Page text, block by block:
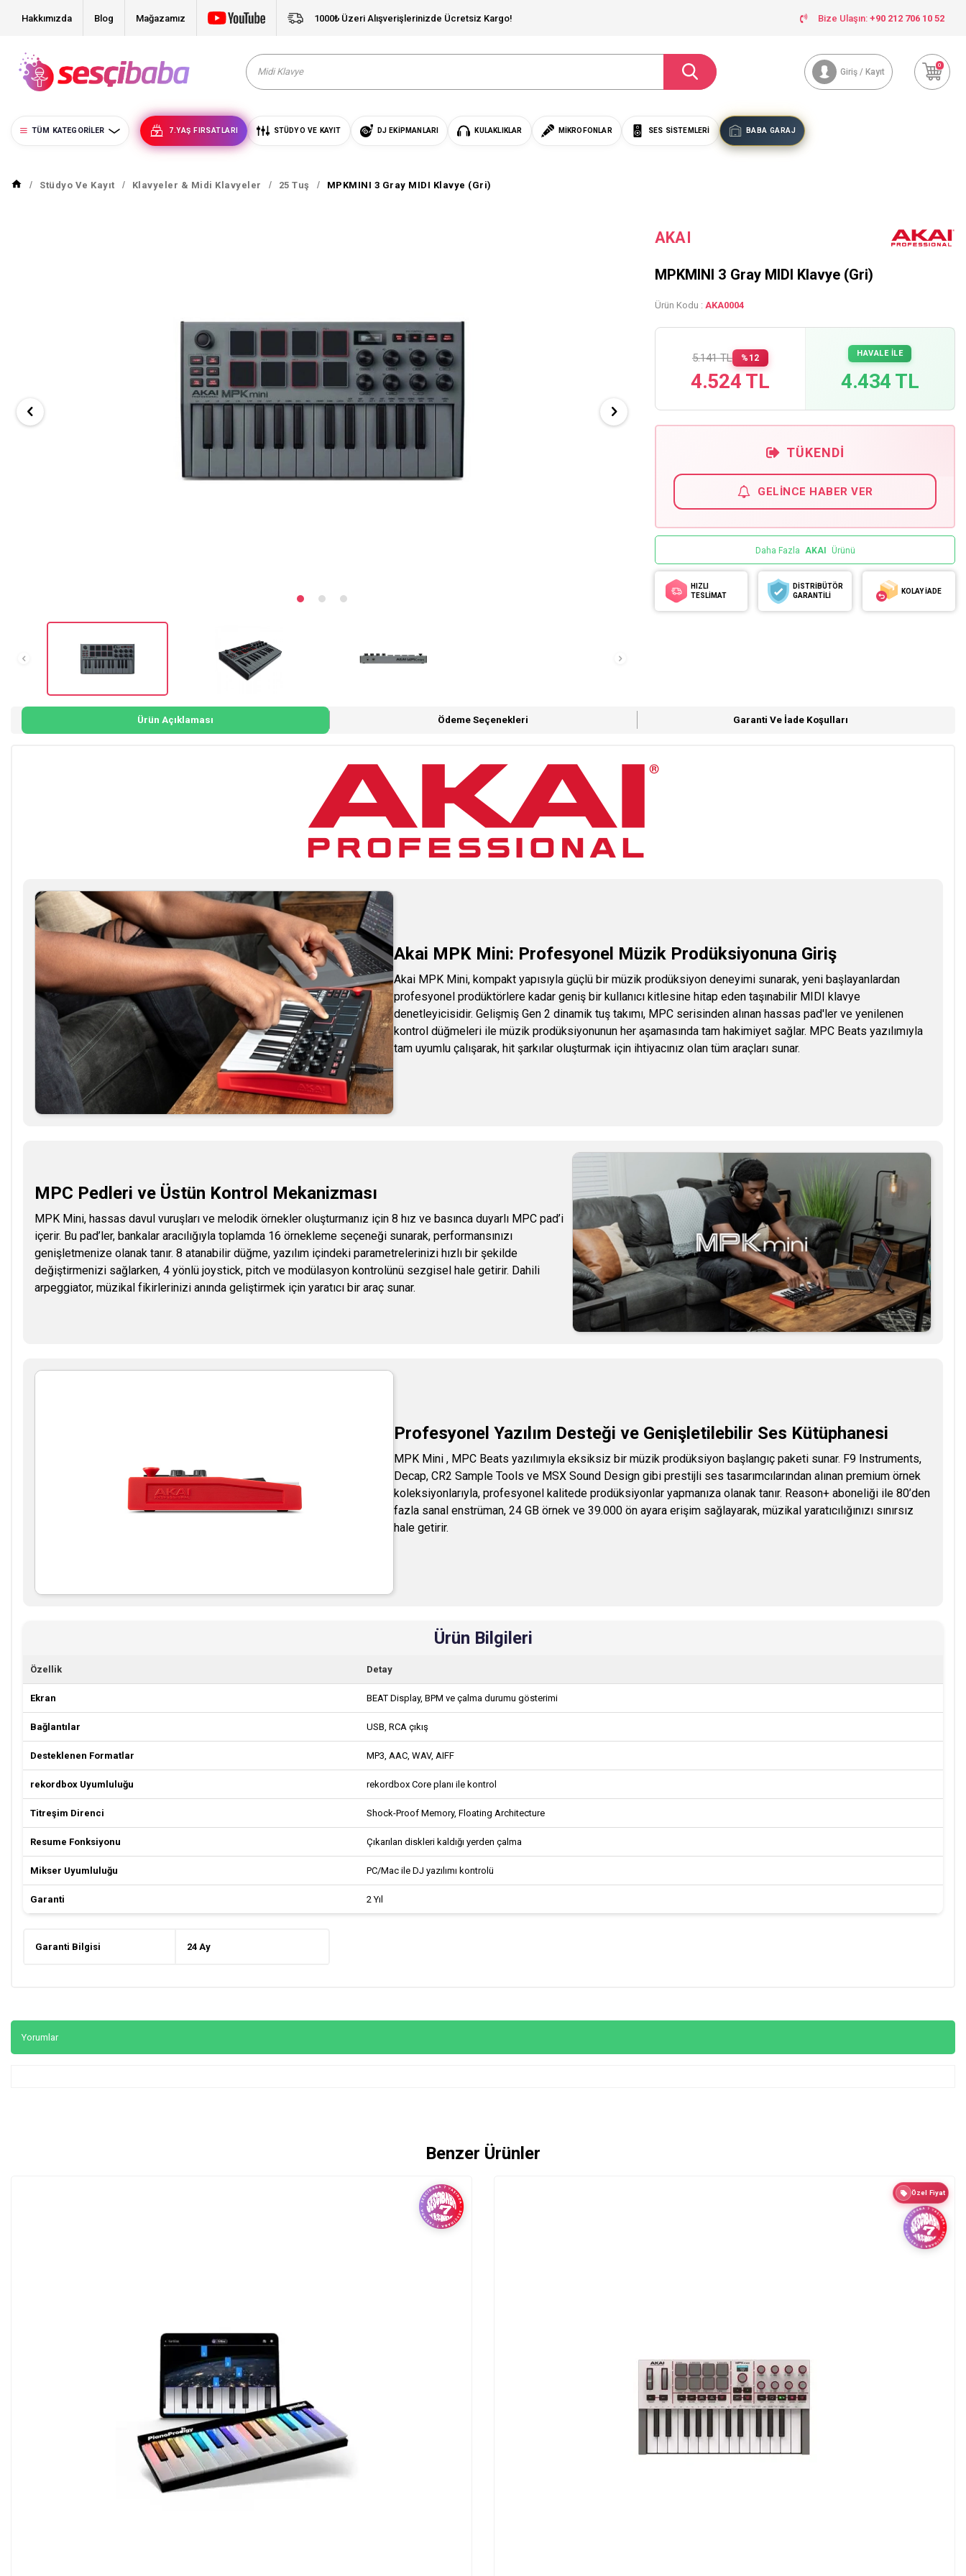
Hakkımızda Blog Mağazamız 1000₺ Üzeri Alışverişlerinizde Ücretsiz Kargo! Bize Ulaşın: +90 212 706 10 52
Giriş / Kayıt
0
TÜM KATEGORILER 7.YAŞ FIRSATLARI STÜDYO VE KAYIT DJ EKIPMANLARI KULAKLIKLAR MIKROFONLAR SES SISTEMLERI BABA GARAJ
Stüdyo Ve Kayıt Klavyeler & Midi Klavyeler 25 Tuş MPKMINI 3 Gray MIDI Klavye (Gri)
AKAI
MPKMINI 3 Gray MIDI Klavye (Gri)
Ürün Kodu : AKA0004
5.141 TL %12
4.524 TL
HAVALE İLE
4.434 TL
TÜKENDI
GELINCE HABER VER
Daha Fazla AKAI Ürünü
HIZLI
TESLİMAT
DİSTRİBÜTÖR
GARANTİLİ
KOLAY İADE
Ürün Açıklaması Ödeme Seçenekleri Garanti Ve İade Koşulları
Akai MPK Mini: Profesyonel Müzik Prodüksiyonuna Giriş
Akai MPK Mini, kompakt yapısıyla güçlü bir müzik prodüksiyon deneyimi sunarak, yeni başlayanlardan
profesyonel prodüktörlere kadar geniş bir kullanıcı kitlesine hitap eden taşınabilir MIDI klavye
denetleyicisidir. Gelişmiş Gen 2 dinamik tuş takımı, MPC serisinden alınan hassas pad'ler ve yenilenen
kontrol düğmeleri ile müzik prodüksiyonunun her aşamasında tam hakimiyet sağlar. MPC Beats yazılımıyla
tam uyumlu çalışarak, hit şarkılar oluşturmak için ihtiyacınız olan tüm araçları sunar.
MPC Pedleri ve Üstün Kontrol Mekanizması
MPK Mini, hassas davul vuruşları ve melodik örnekler oluşturmanız için 8 hız ve basınca duyarlı MPC pad’i
içerir. Bu pad’ler, bankalar aracılığıyla toplamda 16 örnekleme seçeneği sunarak, performansınızı
genişletmenize olanak tanır. 8 atanabilir düğme, yazılım içindeki parametrelerinizi hızlı bir şekilde
değiştirmenizi sağlarken, 4 yönlü joystick, pitch ve modülasyon kontrolünü sezgisel hale getirir. Dahili
arpeggiator, müzikal fikirlerinizi anında geliştirmek için yaratıcı bir araç sunar.
Profesyonel Yazılım Desteği ve Genişletilebilir Ses Kütüphanesi
MPK Mini , MPC Beats yazılımıyla eksiksiz bir müzik prodüksiyon başlangıç paketi sunar. F9 Instruments,
Decap, CR2 Sample Tools ve MSX Sound Design gibi prestijli ses tasarımcılarından alınan premium örnek
koleksiyonlarıyla, profesyonel kalitede prodüksiyonlar yapmanıza olanak tanır. Reason+ aboneliği ile 80’den
fazla sanal enstrüman, 24 GB örnek ve 39.000 ön ayara erişim sağlayarak, müzikal yaratıcılığınızı sınırsız
hale getirir.
Ürün Bilgileri
Özellik Detay
Ekran BEAT Display, BPM ve çalma durumu gösterimi
Bağlantılar USB, RCA çıkış
Desteklenen Formatlar MP3, AAC, WAV, AIFF
rekordbox Uyumluluğu rekordbox Core planı ile kontrol
Titreşim Direnci Shock-Proof Memory, Floating Architecture
Resume Fonksiyonu Çıkarılan diskleri kaldığı yerden çalma
Mikser Uyumluluğu PC/Mac ile DJ yazılımı kontrolü
Garanti 2 Yıl
Garanti Bilgisi 24 Ay
Yorumlar
Benzer Ürünler
Özel Fiyat